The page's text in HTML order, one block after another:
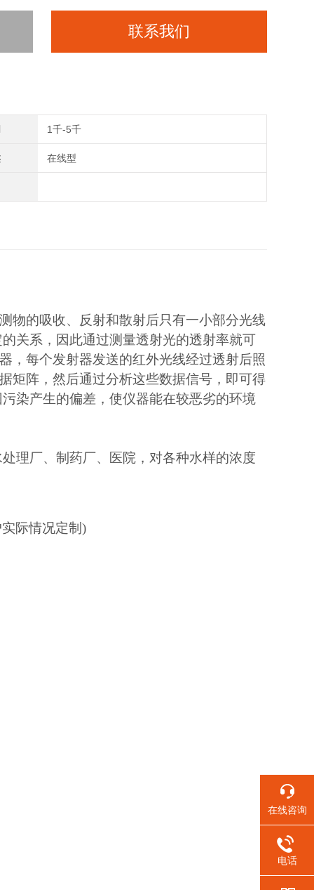
联系我们
1千-5千
在线型
物的吸收、反射和散射后只有一小部分光线
关系，因此通过测量透射光的透射率就可
，每个发射器发送的红外光线经过透射后照
矩阵，然后通过分析这些数据信号，即可得
染产生的偏差，使仪器能在较恶劣的环境
理厂、制药厂、医院，对各种水样的浓度
际情况定制)
在线咨询
电话